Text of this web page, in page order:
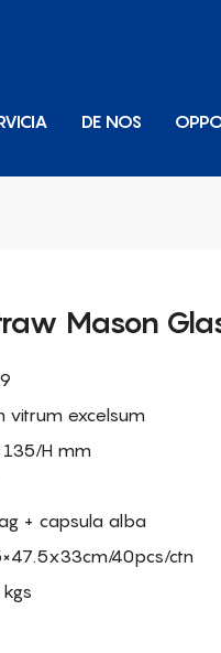
DE NOS
Mason
vitrum excelsum
135/H mm
+ capsula alba
40pcs/ctn